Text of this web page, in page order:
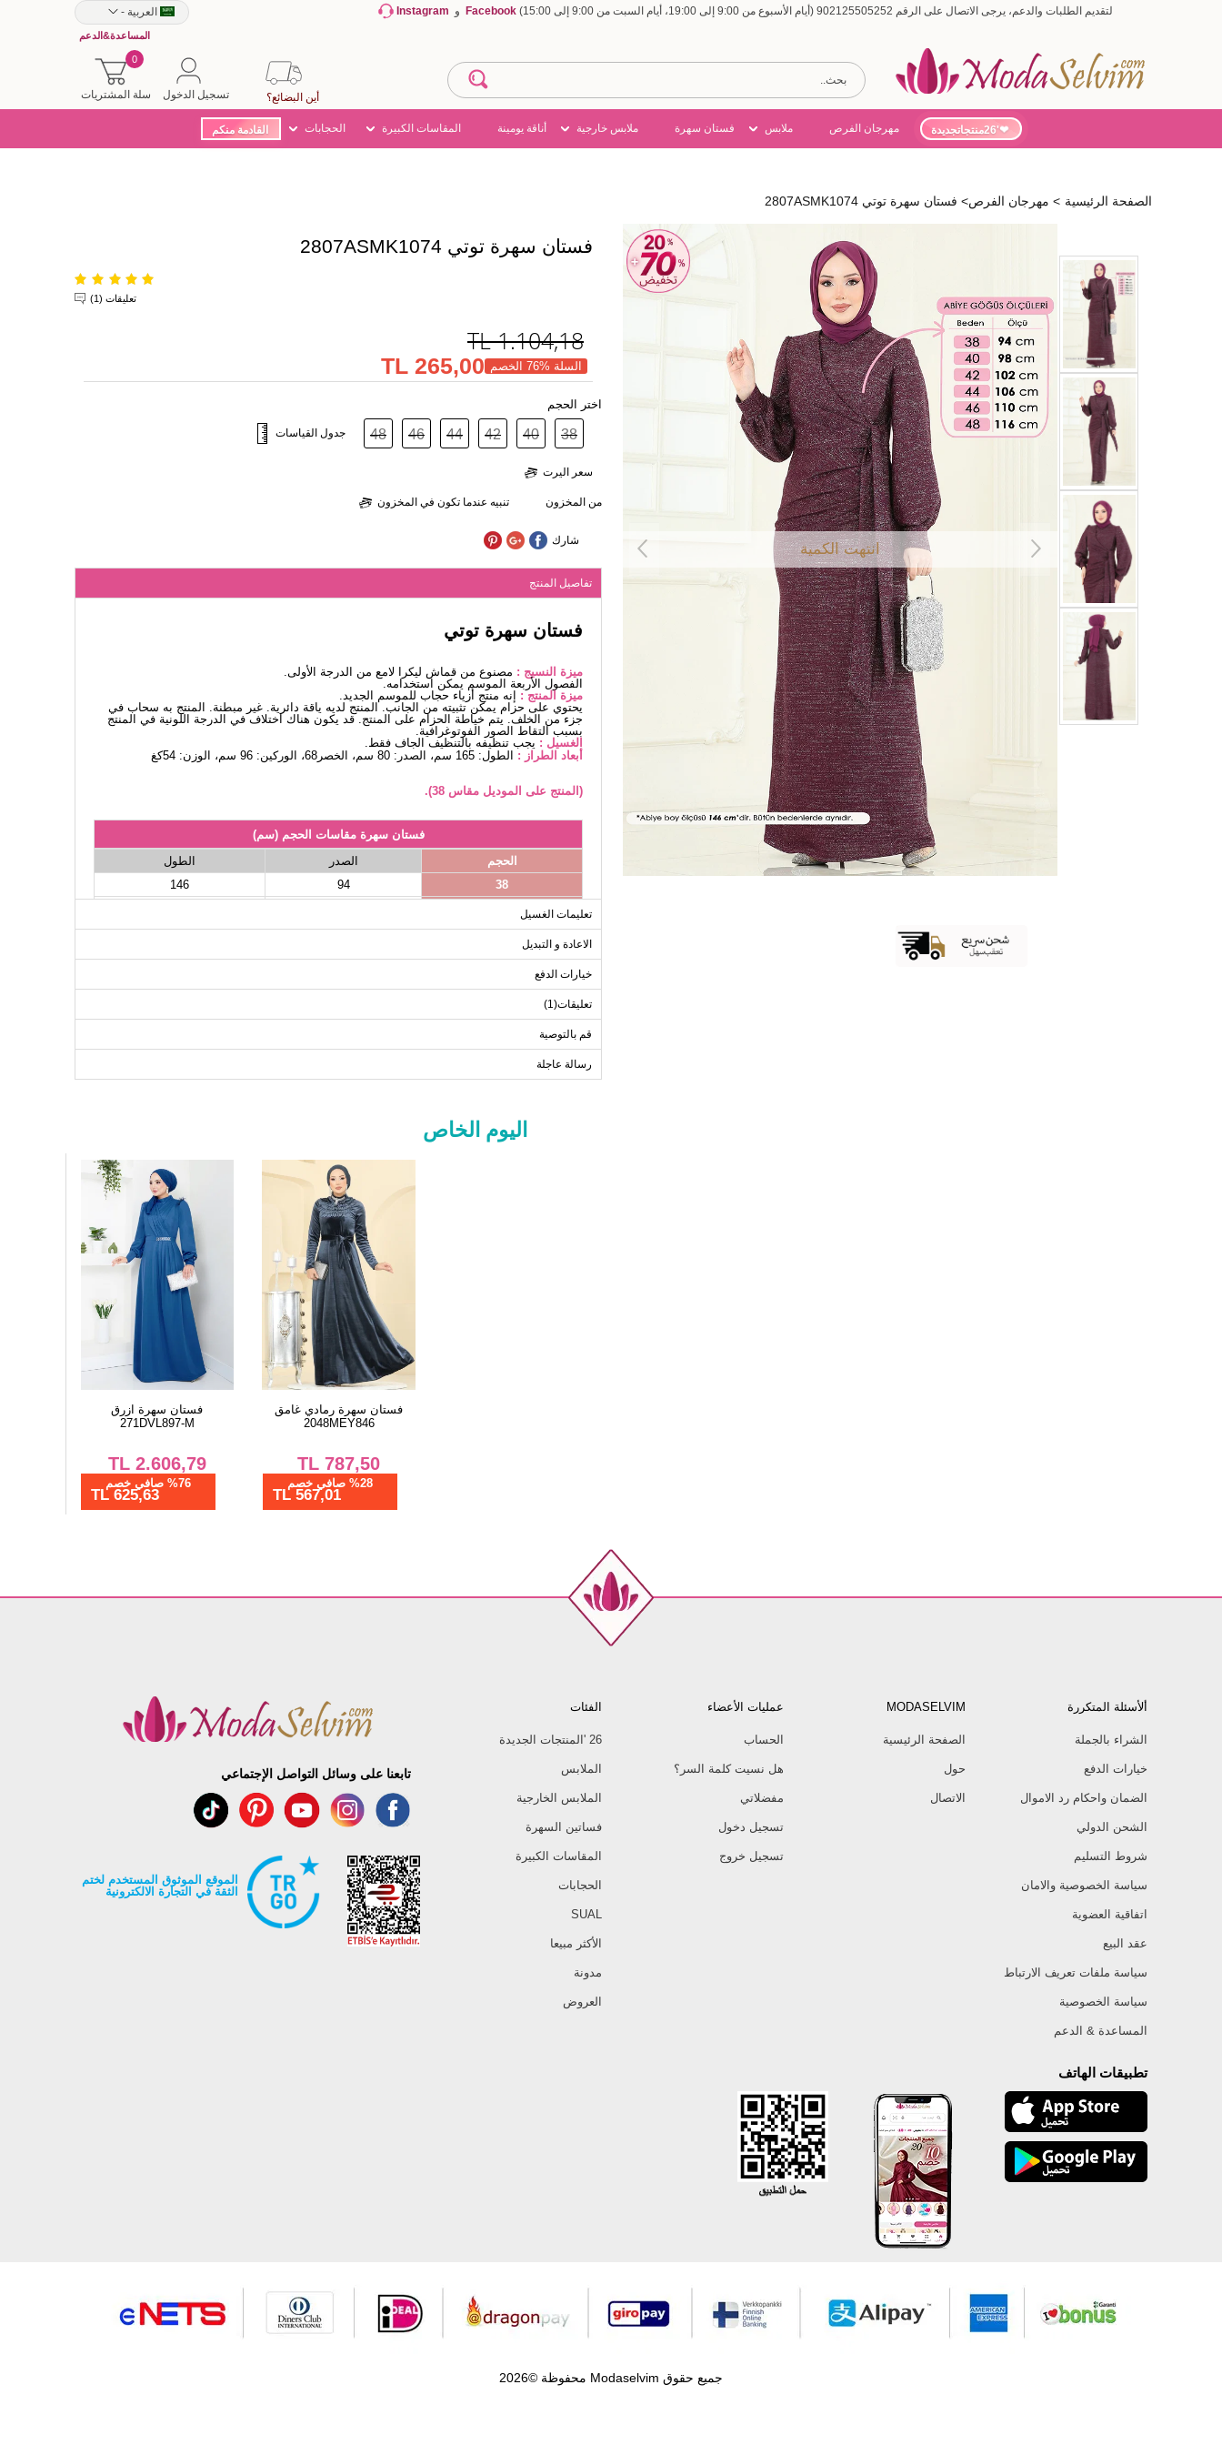
لتقديم الطلبات والدعم، يرجى الاتصال على الرقم 902125505252 (أيام الأسبوع من 9:00 إلى 19:00، أيام السبت من 9:00 إلى 15:00) Facebook و Instagram العربية -
المساعدة&الدعم
سلة المشتريات
0
تسجيل الدخول أين البضائع؟
'26منتجاتجديدة مهرجان الفرص ملابس فستان سهرة ملابس خارجية أناقة يومينة المقاسات الكبيرة الحجابات القادمة منكم
الصفحة الرئيسية > مهرجان الفرص> فستان سهرة توتي 2807ASMK1074
انتهت الكمية
فستان سهرة توتي 2807ASMK1074
تعليقات (1)
1.104,18
TL
السلة %76 الخصم 265,00 TL
اختر الحجم
38
40
42
44
46
48 جدول القياسات
سعر اليرت
من المخزون تنبيه عندما تكون في المخزون
شارك
تفاصيل المنتج
فستان سهرة توتي
ميزة النسيج : مصنوع من قماش ليكرا لامع من الدرجة الأولى.
الفصول الأربعة الموسم يمكن استخدامه.
ميزة المنتج : إنه منتج أزياء حجاب للموسم الجديد.
يحتوي على حزام يمكن تثبيته من الجانب. المنتج لديه ياقة دائرية. غير مبطنة. المنتج به سحاب في
جزء من الخلف. يتم خياطة الحزام على المنتج. قد يكون هناك اختلاف في الدرجة اللونية في المنتج
بسبب التقاط الصور الفوتوغرافية.
الغسيل : يجب تنظيفه بالتنظيف الجاف فقط.
أبعاد الطراز : الطول: 165 سم، الصدر: 80 سم، الخصر68، الوركين: 96 سم، الوزن: 54كغ
(المنتج على الموديل مقاس 38).
فستان سهرة مقاسات الحجم (سم)
الحجم
الصدر
الطول
38
94
146
42
102
146
44
106
146
تعليمات الغسيل
الاعادة و التبديل
خيارات الدفع
تعليقات(1)
قم بالتوصية
رسالة عاجلة
اليوم الخاص
فستان سهرة ازرق
271DVL897-M
2.606,79
TL
%76 صافي خصم
625,63 TL
فستان سهرة رمادي غامق
2048MEY846
787,50
TL
%28 صافي خصم
567,01 TL
ألأسئلة المتكررة
الشراء بالجملة
خيارات الدفع
الضمان واحكام رد الاموال
الشحن الدولي
شروط التسليم
سياسة الخصوصية والامان
اتفاقية العضوية
عقد البيع
سياسة ملفات تعريف الارتباط
سياسة الخصوصية
المساعدة & الدعم
MODASELVIM
الصفحة الرئيسية
حول
الاتصال
عمليات الأعضاء
الحساب
هل نسيت كلمة السر؟
مفضلاتي
تسجيل دخول
تسجيل خروج
الفئات
26 'المنتجات الجديدة
الملابس
الملابس الخارجية
فساتين السهرة
المقاسات الكبيرة
الحجابات
SUAL
الأكثر مبيعا
مدونة
العروض
تطبيقات الهاتف
تابعنا على وسائل التواصل الإجتماعي
الموقع الموثوق المستخدم لختم
الثقة في التجارة الالكترونية
جميع حقوق Modaselvim محفوظة ©2026